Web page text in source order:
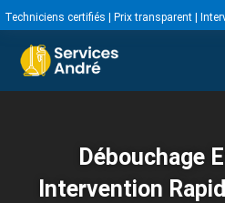
Techniciens certifiés | Prix transparent |
Débouchage
Intervention